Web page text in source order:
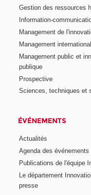
Gestion des ressources
Information-
Management de
Management international
Management public et
publique
Prospective
Sciences, techniques et
ÉVÉNEMENTS
Actualités
Agenda des événements
Publications de l'équipe
Le département
presse